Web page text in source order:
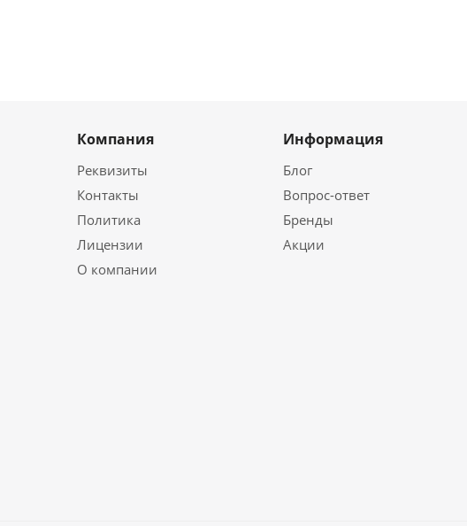
Компания
Реквизиты
Контакты
Политика
Лицензии
О компании
Информация
Блог
Вопрос-ответ
Бренды
Акции